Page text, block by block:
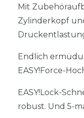
Mit
Zylinderkopf
Endlich
EASY!Force-
EASY!Lock-
robust. Und 5-